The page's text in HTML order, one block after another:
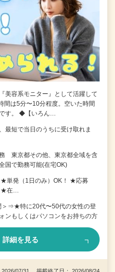
美容系モニター』として活躍して
間は5分〜10分程度。空いた時間
す。 ◆【いろん…
短で当日のうちに受け取れま
東京都その他、東京都全域を含
国で勤務可能(在宅OK)
★単発（1日のみ）OK！ ★応募
★在…
＞⇒★特に20代〜50代の女性の登
もしくはパソコンをお持ちの方
詳細を見る